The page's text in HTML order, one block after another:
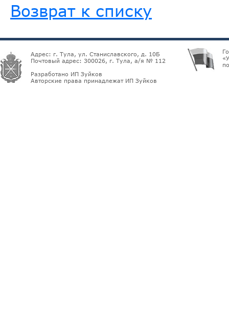
Возврат к списку
Адрес: г. Тула, ул. Станиславского, д. 10Б
Почтовый адрес: 300026, г. Тула, а/я № 112
Разработано ИП Зуйков
Авторские права принадлежат ИП Зуйков